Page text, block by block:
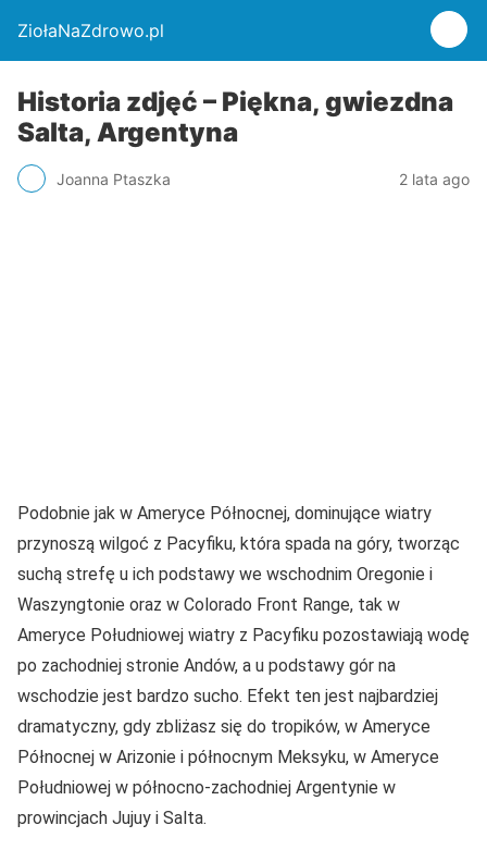
ZiołaNaZdrowo.pl
Historia zdjęć – Piękna, gwiezdna
Salta, Argentyna
Joanna Ptaszka 2 lata ago
Podobnie jak w Ameryce Północnej, dominujące wiatry
przynoszą wilgoć z Pacyfiku, która spada na góry, tworząc
suchą strefę u ich podstawy we wschodnim Oregonie i
Waszyngtonie oraz w Colorado Front Range, tak w
Ameryce Południowej wiatry z Pacyfiku pozostawiają wodę
po zachodniej stronie Andów, a u podstawy gór na
wschodzie jest bardzo sucho. Efekt ten jest najbardziej
dramatyczny, gdy zbliżasz się do tropików, w Ameryce
Północnej w Arizonie i północnym Meksyku, w Ameryce
Południowej w północno-zachodniej Argentynie w
prowincjach Jujuy i Salta.